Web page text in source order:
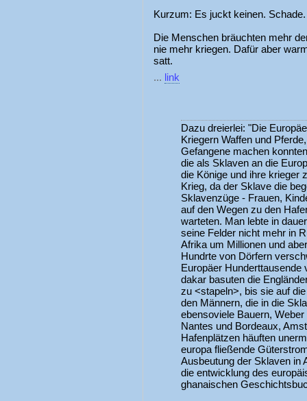
Kurzum: Es juckt keinen. Schade.
Die Menschen bräuchten mehr
nie mehr kriegen. Dafür aber
satt.
... link
Dazu dreierlei: "Die
Kriegern Waffen und
Gefangene machen
die als Sklaven an die
die Könige und ihre krieger
Krieg, da der Sklave die
Sklavenzüge - Frauen,
auf den Wegen zu den
warteten. Man lebte in
seine Felder nicht mehr in
Afrika um Millionen und
Hundrte von Dörfern
Europäer
dakar basuten die
zu <stapeln>, bis sie auf
den Männern, die in die
ebensoviele Bauern,
Nantes und Bordeaux,
Hafenplätzen häuften
europa fließende
Ausbeutung der Sklaven in
die entwicklung des
ghanaischen